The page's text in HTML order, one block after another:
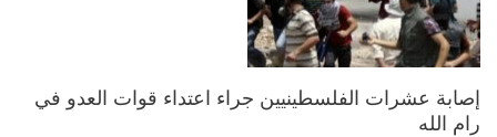
إصابة عشرات الفلسطينيين جراء اعتداء قوات العدو في
رام الله